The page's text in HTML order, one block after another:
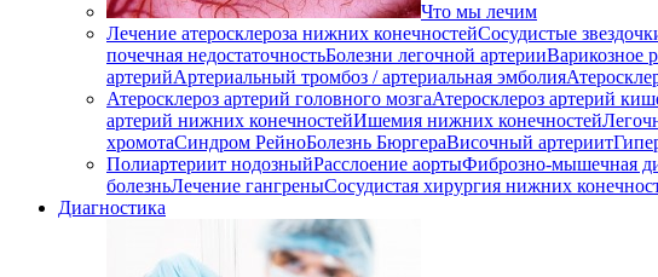
Что мы лечим
Лечение атеросклероза нижних конечностейСосудистые
почечная недостаточностьБолезни легочной артерииВарикозное
артерийАртериальный тромбоз / артериальная эмболия
Атеросклероз артерий головного мозгаАтеросклероз артерий
артерий нижних конечностейИшемия нижних конечностей
хромотаСиндром РейноБолезнь БюргераВисочный артериит
Полиартериит нодозныйРасслоение аортыФиброзно-мышечная
болезньЛечение гангреныСосудистая хирургия нижних
Диагностика